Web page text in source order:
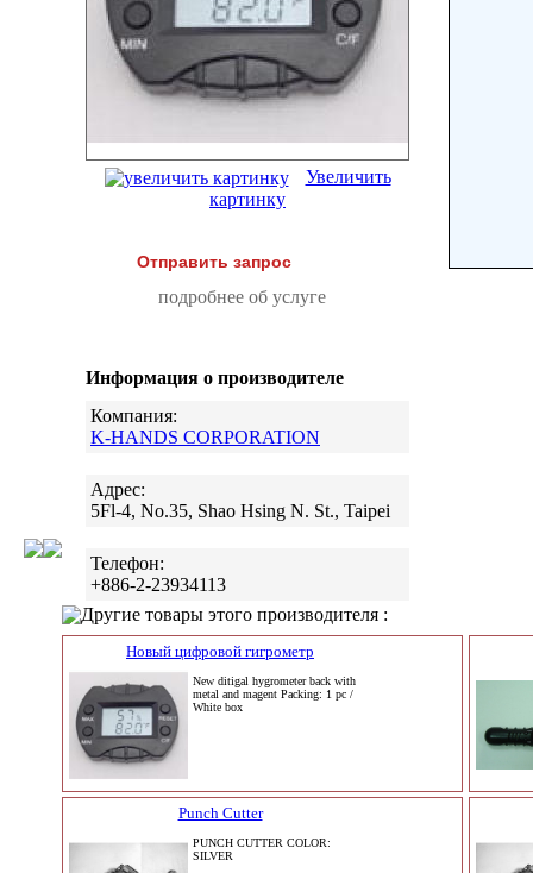
Увеличить
картинку
Отправить запрос
подробнее об услуге
Информация о производителе
Компания:
K-HANDS CORPORATION
Адрес:
5Fl-4, No.35, Shao Hsing N. St., Taipei
Телефон:
+886-2-23934113
Другие товары этого производителя :
Новый цифровой гигрометр
New ditigal hygrometer back with
metal and magent Packing: 1 pc /
White box
Punch Cutter
PUNCH CUTTER COLOR:
SILVER